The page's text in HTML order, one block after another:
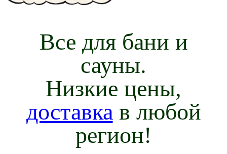
Все для бани и
сауны.
Низкие цены,
доставка в любой
регион!